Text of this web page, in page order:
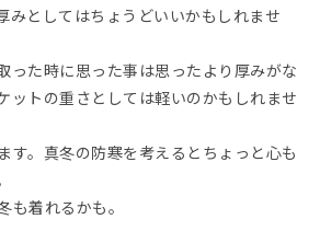
みとしてはちょうどいいかもしれませ
った時に思った事は思ったより厚みがな
ットの重さとしては軽いのかもしれませ
す。真冬の防寒を考えるとちょっと心も
も着れるかも。